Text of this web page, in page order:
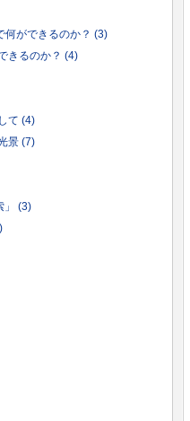
何ができるのか？ (3)
きるのか？ (4)
て (4)
景 (7)
」 (3)